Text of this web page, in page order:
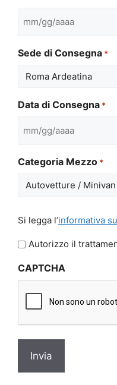
MM
GG
slash
Sede di Consegna *
Data di Consegna *
MM
GG
slash
Categoria Mezzo *
legga
l'informativa
privacy
Si legga l’informativa
Autorizzo il
CAPTCHA